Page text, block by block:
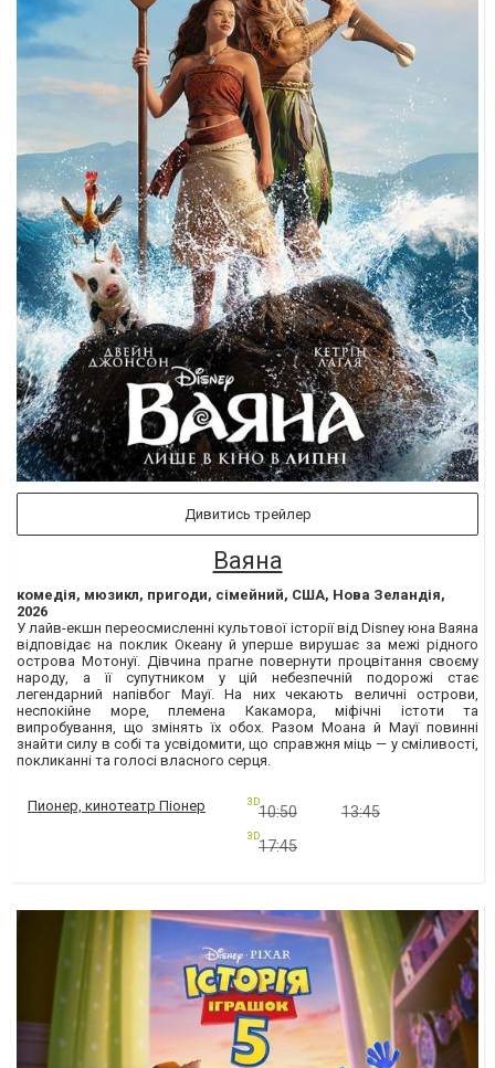
Дивитись трейлер
Ваяна
комедія, мюзикл, пригоди, сімейний, США, Нова Зеландія,
2026
У лайв-екшн переосмисленні культової історії від Disney юна Ваяна
відповідає на поклик Океану й уперше вирушає за межі рідного
острова Мотонуї. Дівчина прагне повернути процвітання своєму
народу, а її супутником у цій небезпечній подорожі стає
легендарний напівбог Мауї. На них чекають величні острови,
неспокійне море, племена Какамора, міфічні істоти та
випробування, що змінять їх обох. Разом Моана й Мауї повинні
знайти силу в собі та усвідомити, що справжня міць — у сміливості,
покликанні та голосі власного серця.
Пионер, кинотеатр Піонер 10:50
3D
13:45
17:45
3D